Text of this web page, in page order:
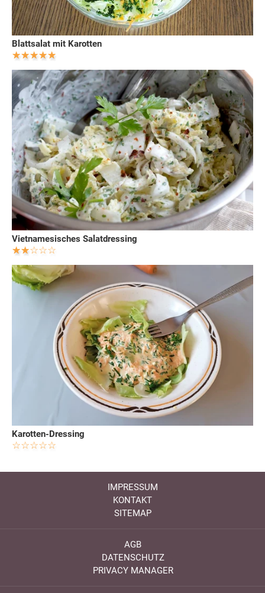
Blattsalat mit Karotten
Vietnamesisches Salatdressing
Karotten-Dressing
IMPRESSUM
KONTAKT
SITEMAP
AGB
DATENSCHUTZ
PRIVACY MANAGER